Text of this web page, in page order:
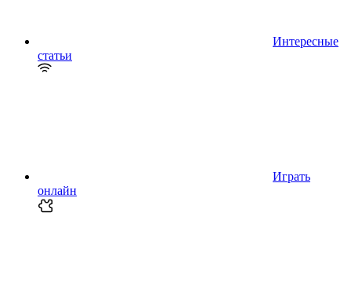
Интересные
статьи
Играть
онлайн